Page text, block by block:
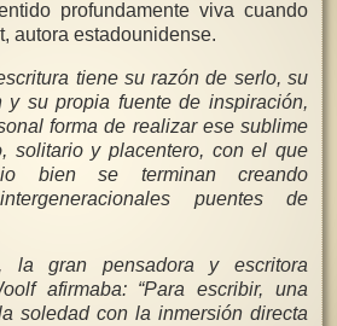
profundamente viva cuando
autora estadounidense.
tiene su razón de serlo, su
y su propia fuente de inspiración,
forma de realizar ese sublime
solitario y placentero, con el que
bien se terminan creando
puentes de
la gran pensadora y escritora
afirmaba: “Para escribir, una
soledad con la inmersión directa